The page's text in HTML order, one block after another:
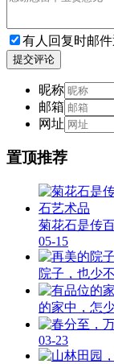
有人回复时邮
提交评论
昵称
邮箱
网址
置顶推荐
菊花石是传
05-15
院子，也少
的家中，怎
03-23